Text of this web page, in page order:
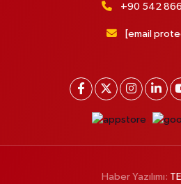
+90 542
[email
Haber Yazılımı: